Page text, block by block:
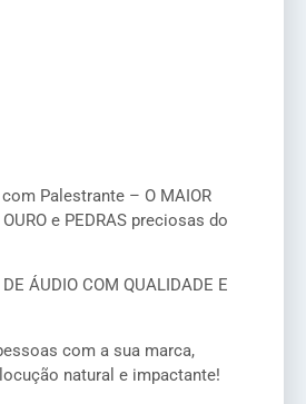
com Palestrante – O MAIOR
e PEDRAS preciosas do
ÁUDIO COM QUALIDADE E
com a sua marca,
natural e impactante!